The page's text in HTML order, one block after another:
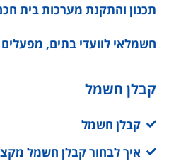
תכנון והתקנת מערכות בית
חשמלאי לוועדי בתים,
קבלן חשמל
קבלן חשמל
איך לבחור קבלן חשמל